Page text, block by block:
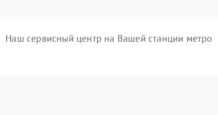
Наш сервисный центр на Вашей станции метро